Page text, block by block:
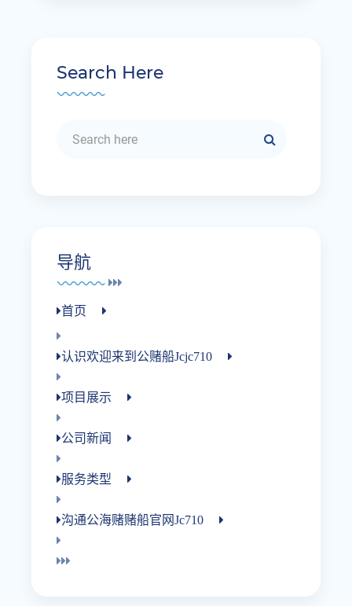
Search Here
导航
首页
认识欢迎来到公赌船jcjc710
项目展示
公司新闻
服务类型
沟通公海赌赌船官网jc710